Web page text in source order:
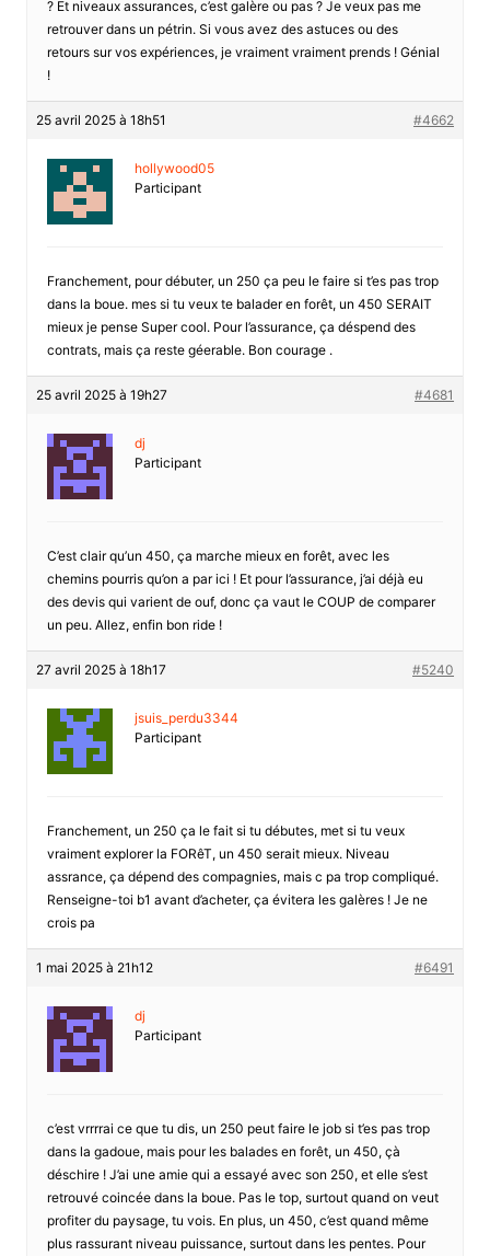
? Et niveaux assurances, c’est galère ou pas ? Je veux pas me
retrouver dans un pétrin. Si vous avez des astuces ou des
retours sur vos expériences, je vraiment vraiment prends ! Génial
!
25 avril 2025 à 18h51 #4662
hollywood05
Participant
Franchement, pour débuter, un 250 ça peu le faire si t’es pas trop
dans la boue. mes si tu veux te balader en forêt, un 450 SERAIT
mieux je pense Super cool. Pour l’assurance, ça déspend des
contrats, mais ça reste géerable. Bon courage .
25 avril 2025 à 19h27 #4681
dj
Participant
C’est clair qu’un 450, ça marche mieux en forêt, avec les
chemins pourris qu’on a par ici ! Et pour l’assurance, j’ai déjà eu
des devis qui varient de ouf, donc ça vaut le COUP de comparer
un peu. Allez, enfin bon ride !
27 avril 2025 à 18h17 #5240
jsuis_perdu3344
Participant
Franchement, un 250 ça le fait si tu débutes, met si tu veux
vraiment explorer la FORêT, un 450 serait mieux. Niveau
assrance, ça dépend des compagnies, mais c pa trop compliqué.
Renseigne-toi b1 avant d’acheter, ça évitera les galères ! Je ne
crois pa
1 mai 2025 à 21h12 #6491
dj
Participant
c’est vrrrrai ce que tu dis, un 250 peut faire le job si t’es pas trop
dans la gadoue, mais pour les balades en forêt, un 450, çà
déschire ! J’ai une amie qui a essayé avec son 250, et elle s’est
retrouvé coincée dans la boue. Pas le top, surtout quand on veut
profiter du paysage, tu vois. En plus, un 450, c’est quand même
plus rassurant niveau puissance, surtout dans les pentes. Pour